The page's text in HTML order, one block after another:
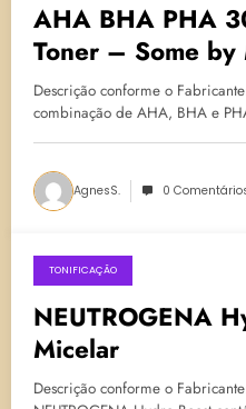
AHA BHA PHA
Toner – Some by
Descrição conforme o
combinação de AHA, BHA e
AgnesS. 0
26 de novembro de 2023
TONIFICAÇÃO
NEUTROGENA
Micelar
Descrição conforme o